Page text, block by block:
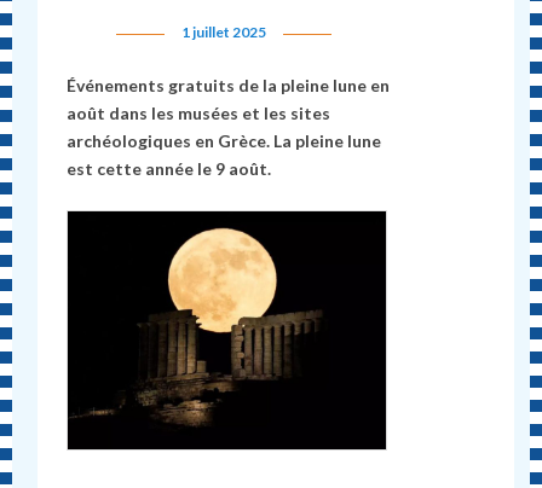
1 juillet 2025
Événements gratuits de la pleine lune en
août dans les musées et les sites
archéologiques en Grèce. La pleine lune
est cette année le 9 août.